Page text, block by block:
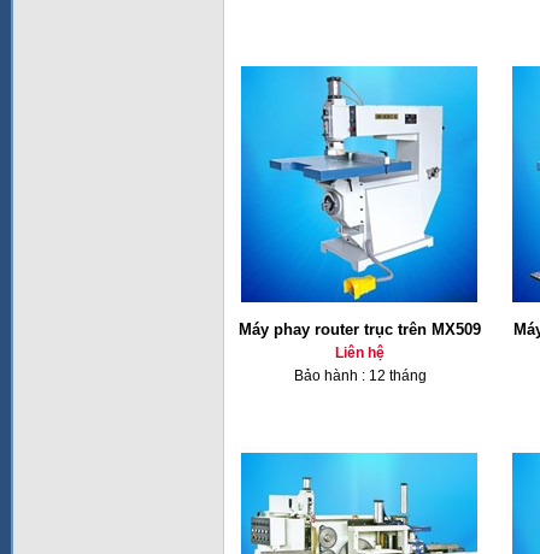
Máy phay router trục trên MX509
Liên hệ
Bảo hành : 12 tháng